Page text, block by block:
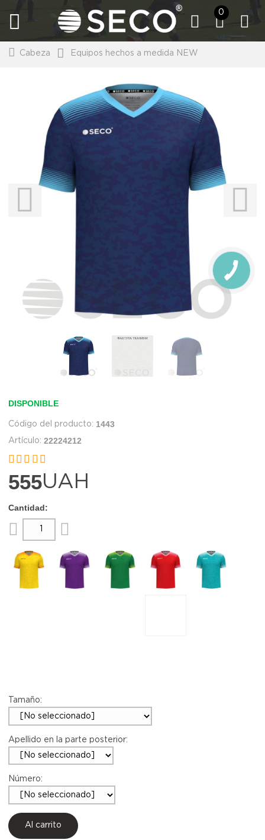
0
Cabeza Equipos hechos a medida NEW
DISPONIBLE
1443
22224212


555UAH
Tamaño:
Apellido en la parte posterior:
Número:
Al carrito